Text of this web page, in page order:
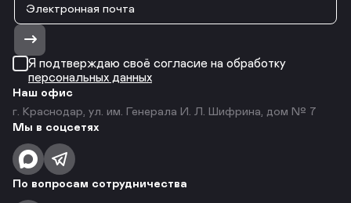
Я подтверждаю своё согласие на обработку
персональных данных
Наш офис
г. Краснодар, ул. им. Генерала И. Л. Шифрина, дом № 7
Мы в соцсетях
По вопросам сотрудничества